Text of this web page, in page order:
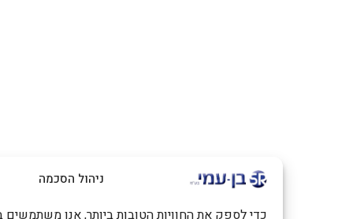
כדי לספק את החוויות הטובות ביותר, אנו משתמשים בטכנולוגיות